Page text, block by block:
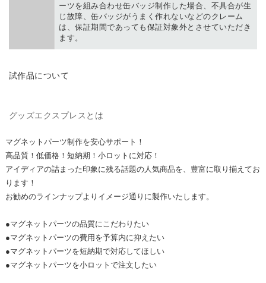
ーツを組み合わせ缶バッジ制作した場合、不具合が生
じ故障、缶バッジがうまく作れないなどのクレーム
は、保証期間であっても保証対象外とさせていただき
ます。
試作品について
グッズエクスプレスとは
マグネットパーツ制作を安心サポート！
高品質！低価格！短納期！ 小ロットに対応！
アイディアの詰まった印象に残る話題の人気商品を、豊富に取り揃えてお
ります！
お勧めのラインナップよりイメージ通りに製作いたします。
●マグネットパーツの品質にこだわりたい
●マグネットパーツの費用を予算内に抑えたい
●マグネットパーツを短納期で対応してほしい
●マグネットパーツを小ロットで注文したい